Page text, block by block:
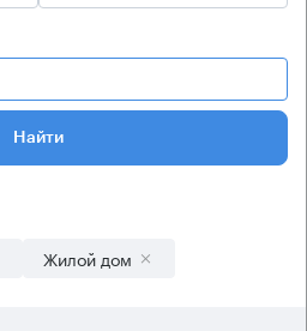
Найти
Жилой дом